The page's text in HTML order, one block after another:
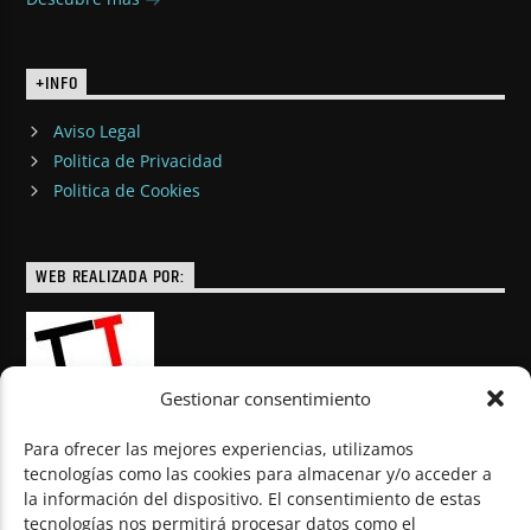
Gestionar consentimiento
Para ofrecer las mejores experiencias, utilizamos
tecnologías como las cookies para almacenar y/o acceder a
la información del dispositivo. El consentimiento de estas
tecnologías nos permitirá procesar datos como el
+INFO
Aviso Legal
Politica de Privacidad
Politica de Cookies
WEB REALIZADA POR:
© Todos los derechos reservados